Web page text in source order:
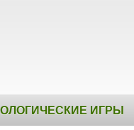
ИГРЫ